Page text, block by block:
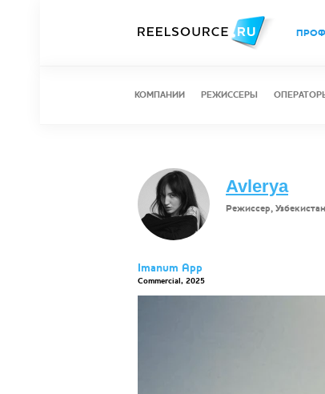
КОМПАНИИ РЕЖИССЕРЫ
Avlerya
Режиссер,
Imanum App
Сommercial, 2025